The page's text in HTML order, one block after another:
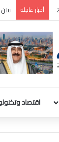
أخبار عاجلة
اقتصاد